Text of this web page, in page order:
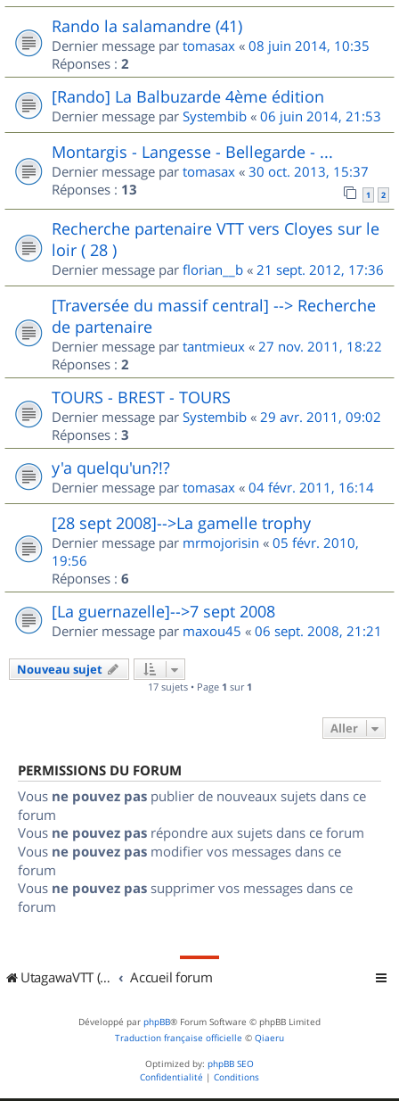
Rando la salamandre (41)
Dernier message par tomasax « 08 juin 2014, 10:35
Réponses : 2
[Rando] La Balbuzarde 4ème édition
Dernier message par Systembib « 06 juin 2014, 21:53
Montargis - Langesse - Bellegarde - ...
Dernier message par tomasax « 30 oct. 2013, 15:37
Réponses : 13 1 2
Recherche partenaire VTT vers Cloyes sur le
loir ( 28 )
Dernier message par florian__b « 21 sept. 2012, 17:36
[Traversée du massif central] --> Recherche
de partenaire
Dernier message par tantmieux « 27 nov. 2011, 18:22
Réponses : 2
TOURS - BREST - TOURS
Dernier message par Systembib « 29 avr. 2011, 09:02
Réponses : 3
y'a quelqu'un?!?
Dernier message par tomasax « 04 févr. 2011, 16:14
[28 sept 2008]-->La gamelle trophy
Dernier message par mrmojorisin « 05 févr. 2010,
19:56
Réponses : 6
[La guernazelle]-->7 sept 2008
Dernier message par maxou45 « 06 sept. 2008, 21:21
Nouveau sujet
17 sujets • Page 1 sur 1
Aller
PERMISSIONS DU FORUM
Vous ne pouvez pas publier de nouveaux sujets dans ce
forum
Vous ne pouvez pas répondre aux sujets dans ce forum
Vous ne pouvez pas modifier vos messages dans ce
forum
Vous ne pouvez pas supprimer vos messages dans ce
forum
UtagawaVTT (Randos VTT et VTTAE avec traces GPS) Accueil forum
Développé par phpBB® Forum Software © phpBB Limited
Traduction française officielle © Qiaeru
Optimized by: phpBB SEO
Confidentialité | Conditions